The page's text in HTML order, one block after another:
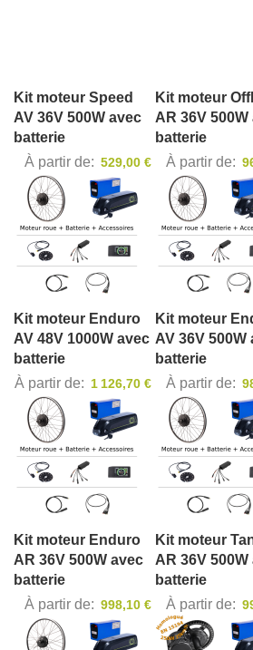
Kit moteur Speed
AV 36V 500W avec
batterie
À partir de
529,00 €
Kit moteur
AR 36V 500W
batterie
À partir de
Kit moteur Enduro
AV 48V 1000W avec
batterie
À partir de
1 126,70 €
Kit moteur
AV 36V 500W
batterie
À partir de
Kit moteur Enduro
AR 36V 500W avec
batterie
À partir de
998,10 €
Kit moteur
AR 36V 500W
batterie
À partir de